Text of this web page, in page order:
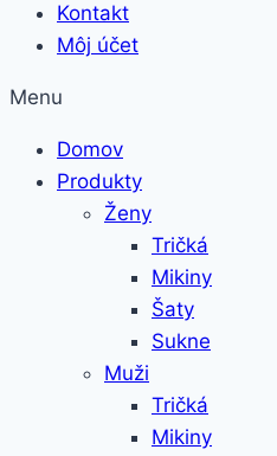
Kontakt
Môj účet
Menu
Domov
Produkty
Ženy
Tričká
Mikiny
Šaty
Sukne
Muži
Tričká
Mikiny